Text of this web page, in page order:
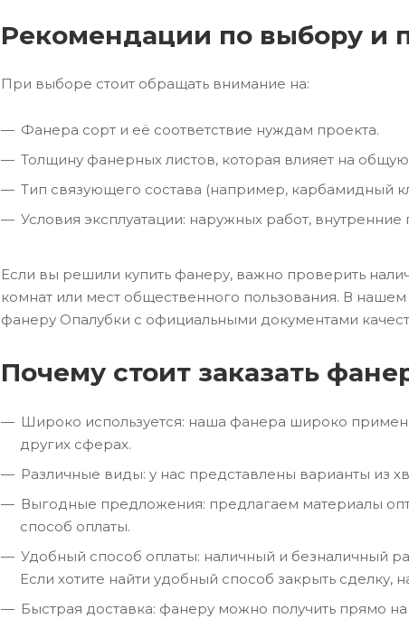
Рекомендации по выбору и
При выборе стоит обращать внимание на:
Фанера сорт и её соответствие нуждам проекта.
Толщину фанерных листов, которая влияет на
Тип связующего состава (например, карбамидный
Условия эксплуатации: наружных работ,
Если вы решили купить фанеру, важно проверить
комнат или мест общественного пользования. В
фанеру Опалубки с официальными документами
Почему стоит заказать
Широко используется: наша фанера широко
других сферах.
Различные виды: у нас представлены варианты из
Выгодные предложения: предлагаем материалы
способ оплаты.
Удобный способ оплаты: наличный и безналичный
Если хотите найти удобный способ закрыть
Быстрая доставка: фанеру можно получить прямо